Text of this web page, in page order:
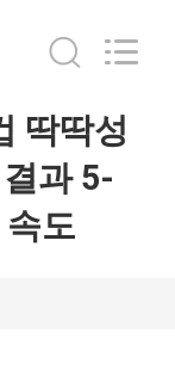
딱딱성
과 5-
도